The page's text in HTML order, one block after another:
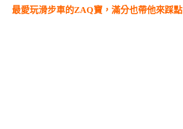
最愛玩滑步車的ZAQ寶，滿分也帶他來踩點